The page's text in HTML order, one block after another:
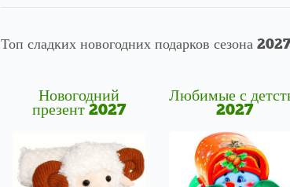
Топ сладких новогодних подарков сезона
Новогодний
презент 2027
Любимые с
2027